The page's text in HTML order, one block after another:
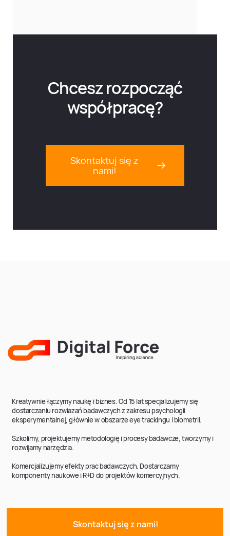
Chcesz rozpocząć
współpracę?
Skontaktuj się z
nami!
Kreatywnie łączymy naukę i biznes. Od 15 lat specjalizujemy się
dostarczaniu rozwiazań badawczych z zakresu psychologii
eksperymentalnej, głównie w obszarze eye trackingu i biometrii.
Szkolimy, projektujemy metodologię i procesy badawcze, tworzymy i
rozwijamy narzędzia.
Komercjalizujemy efekty prac badawczych. Dostarczamy
komponenty naukowe i R+D do projektów komercyjnych.
Skontaktuj się z nami!